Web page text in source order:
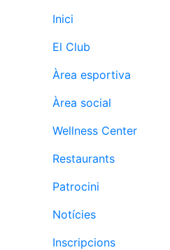
Socials
Sortides
Conferències
Inspirational
d'Activitats
Penyes del
Club
Inici
El Club
Àrea esportiva
Àrea social
Wellness Center
Restaurants
Patrocini
Notícies
Inscripcions